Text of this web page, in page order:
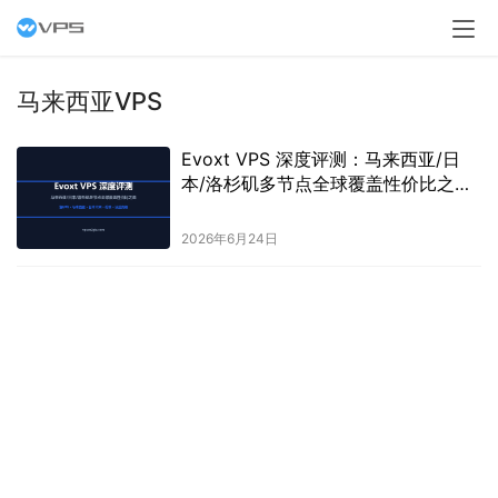
马来西亚VPS
Evoxt VPS 深度评测：马来西亚/日
本/洛杉矶多节点全球覆盖性价比之选
2026年6月24日